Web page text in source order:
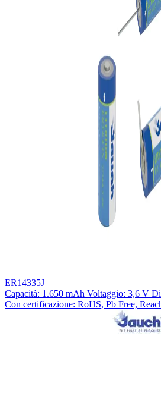
ER14335J
Capacità: 1.650 mAh Voltaggio: 3,6 V
Con certificazione: RoHS, Pb Free,